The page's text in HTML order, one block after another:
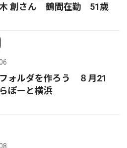
創さん 鶴間在勤 51歳
ォルダを作ろう ８月21
ぽーと横浜